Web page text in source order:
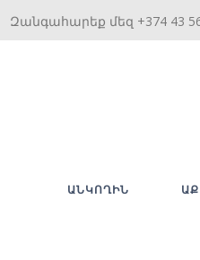
Զանգահարեք մեզ +374 43
ԱՆԿՈՂԻՆ